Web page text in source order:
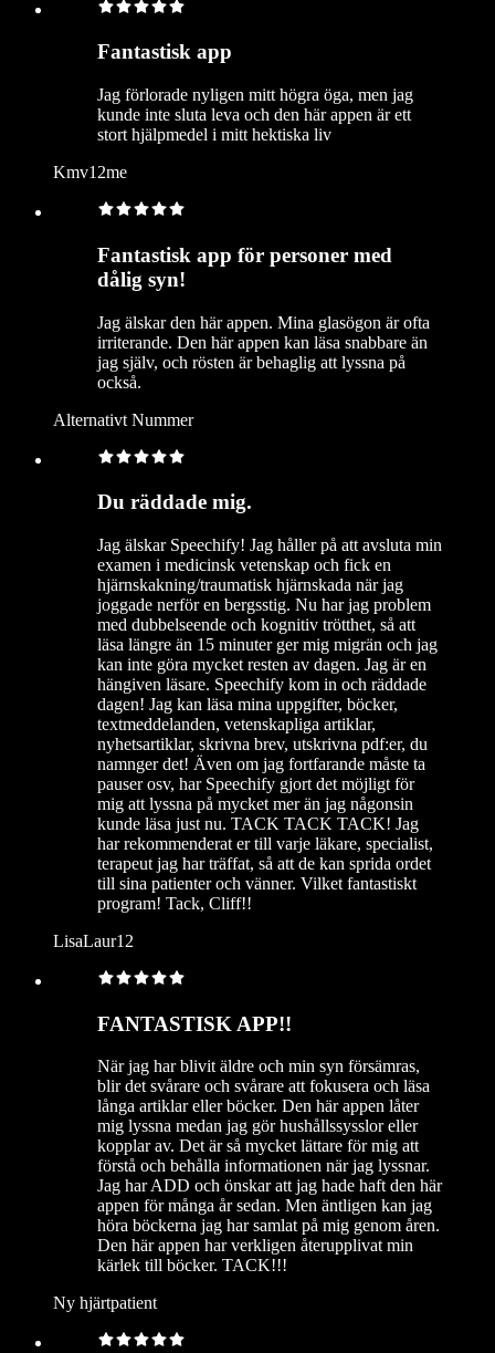
Fantastisk app
Jag förlorade nyligen mitt högra öga, men jag
kunde inte sluta leva och den här appen är ett
stort hjälpmedel i mitt hektiska liv
Kmv12me
Fantastisk app för personer med
dålig syn!
Jag älskar den här appen. Mina glasögon är ofta
irriterande. Den här appen kan läsa snabbare än
jag själv, och rösten är behaglig att lyssna på
också.
Alternativt Nummer
Du räddade mig.
Jag älskar Speechify! Jag håller på att avsluta min
examen i medicinsk vetenskap och fick en
hjärnskakning/traumatisk hjärnskada när jag
joggade nerför en bergsstig. Nu har jag problem
med dubbelseende och kognitiv trötthet, så att
läsa längre än 15 minuter ger mig migrän och jag
kan inte göra mycket resten av dagen. Jag är en
hängiven läsare. Speechify kom in och räddade
dagen! Jag kan läsa mina uppgifter, böcker,
textmeddelanden, vetenskapliga artiklar,
nyhetsartiklar, skrivna brev, utskrivna pdf:er, du
namnger det! Även om jag fortfarande måste ta
pauser osv, har Speechify gjort det möjligt för
mig att lyssna på mycket mer än jag någonsin
kunde läsa just nu. TACK TACK TACK! Jag
har rekommenderat er till varje läkare, specialist,
terapeut jag har träffat, så att de kan sprida ordet
till sina patienter och vänner. Vilket fantastiskt
program! Tack, Cliff!!
LisaLaur12
FANTASTISK APP!!
När jag har blivit äldre och min syn försämras,
blir det svårare och svårare att fokusera och läsa
långa artiklar eller böcker. Den här appen låter
mig lyssna medan jag gör hushållssysslor eller
kopplar av. Det är så mycket lättare för mig att
förstå och behålla informationen när jag lyssnar.
Jag har ADD och önskar att jag hade haft den här
appen för många år sedan. Men äntligen kan jag
höra böckerna jag har samlat på mig genom åren.
Den här appen har verkligen återupplivat min
kärlek till böcker. TACK!!!
Ny hjärtpatient